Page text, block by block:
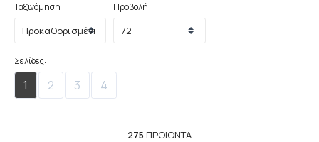
Ταξινόμηση Προβολή
Σελίδες:
1 2 3 4
275 ΠΡΟΪΌΝΤΑ